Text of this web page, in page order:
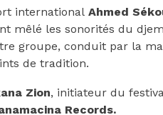
international Ahmed
mêlé les sonorités du
groupe, conduit par la
de tradition.
Zion, initiateur du
Records.